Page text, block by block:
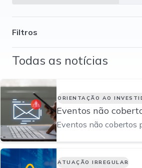
Filtros
Todas as notícias
ORIENTAÇÃO AO
Eventos não
Eventos não cobertos
ATUAÇÃO IRREGULAR